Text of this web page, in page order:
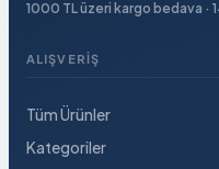
1000 TL üzeri kargo bedava ·
ALIŞVERIŞ
Tüm Ürünler
Kategoriler